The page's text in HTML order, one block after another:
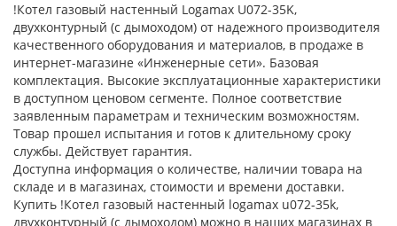
!Котел газовый настенный Logamax U072-35K,
двухконтурный (с дымоходом) от надежного производителя
качественного оборудования и материалов, в продаже в
интернет-магазине «Инженерные сети». Базовая
комплектация. Высокие эксплуатационные характеристики
в доступном ценовом сегменте. Полное соответствие
заявленным параметрам и техническим возможностям.
Товар прошел испытания и готов к длительному сроку
службы. Действует гарантия.
Доступна информация о количестве, наличии товара на
складе и в магазинах, стоимости и времени доставки.
Купить !Котел газовый настенный logamax u072-35k,
двухконтурный (с дымоходом) можно в наших магазинах в